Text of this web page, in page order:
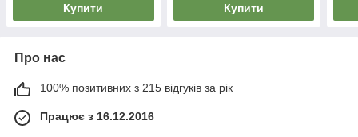
Купити Купити
Про нас
100% позитивних з 215 відгуків за рік
Працює з 16.12.2016